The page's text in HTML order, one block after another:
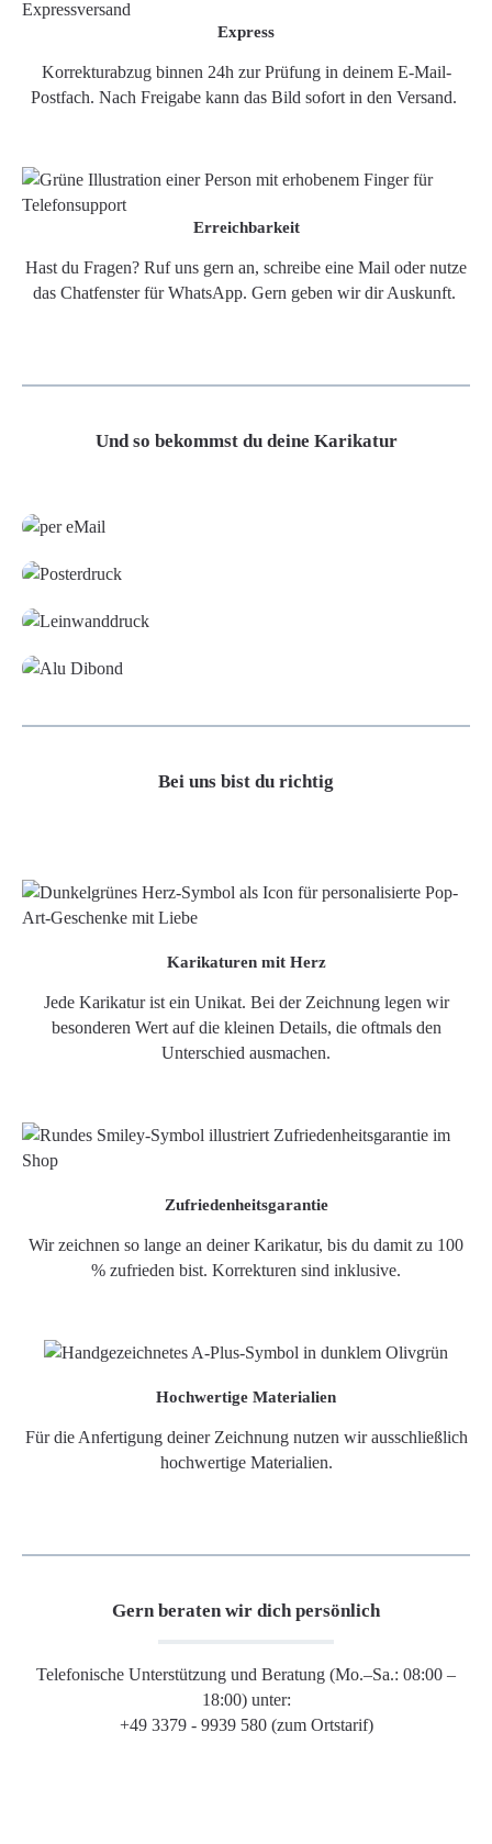
Express
Korrekturabzug binnen 24h zur Prüfung in deinem E-Mail-
Postfach. Nach Freigabe kann das Bild sofort in den Versand.
Erreichbarkeit
Hast du Fragen? Ruf uns gern an, schreibe eine Mail oder nutze
das Chatfenster für WhatsApp. Gern geben wir dir Auskunft.
Und so bekommst du deine Karikatur
Bei uns bist du richtig
Karikaturen mit Herz
Jede Karikatur ist ein Unikat. Bei der Zeichnung legen wir
besonderen Wert auf die kleinen Details, die oftmals den
Unterschied ausmachen.
Zufriedenheitsgarantie
Wir zeichnen so lange an deiner Karikatur, bis du damit zu 100
% zufrieden bist. Korrekturen sind inklusive.
Hochwertige Materialien
Für die Anfertigung deiner Zeichnung nutzen wir ausschließlich
hochwertige Materialien.
Gern beraten wir dich persönlich
Telefonische Unterstützung und Beratung (Mo.–Sa.: 08:00 –
18:00) unter:
+49 3379 - 9939 580 (zum Ortstarif)